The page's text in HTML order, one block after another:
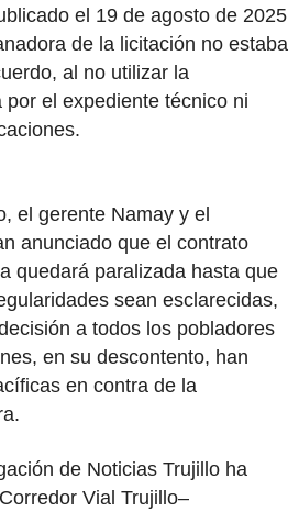
el 19 de agosto de 2025
de la licitación no estaba
al no utilizar la
el expediente técnico ni
el gerente Namay y el
anunciado que el contrato
quedará paralizada hasta que
sean esclarecidas,
a todos los pobladores
en su descontento, han
en contra de la
de Noticias Trujillo ha
Vial Trujillo–